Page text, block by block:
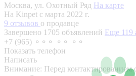
Москва, ул. Охотный Ряд На карте
На Kinpet c марта 2022 г.
9 отзывов о продавце
Завершено 1705 объявлений Еще 119
+7 (965) ⚬⚬⚬ ⚬⚬ ⚬⚬
Показать телефон
Написать
Внимание: Перед контактированием